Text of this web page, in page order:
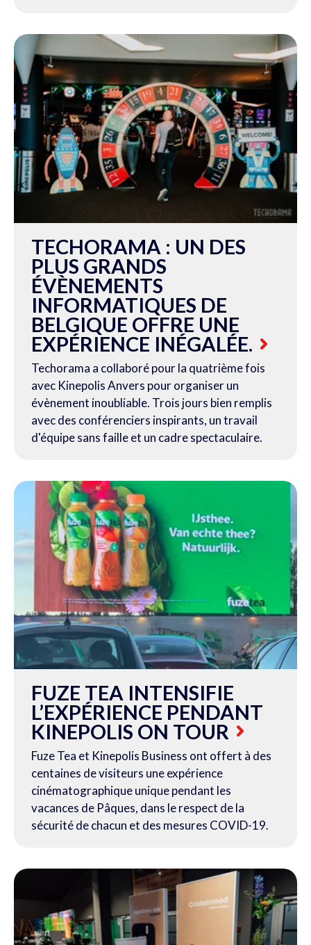
TECHORAMA : UN DES
PLUS GRANDS
ÉVÈNEMENTS
INFORMATIQUES DE
BELGIQUE OFFRE UNE
EXPÉRIENCE INÉGALÉE.
Techorama a collaboré pour la quatrième fois
avec Kinepolis Anvers pour organiser un
évènement inoubliable. Trois jours bien remplis
avec des conférenciers inspirants, un travail
d'équipe sans faille et un cadre spectaculaire.
FUZE TEA INTENSIFIE
L’EXPÉRIENCE PENDANT
KINEPOLIS ON TOUR
Fuze Tea et Kinepolis Business ont offert à des
centaines de visiteurs une expérience
cinématographique unique pendant les
vacances de Pâques, dans le respect de la
sécurité de chacun et des mesures COVID-19.